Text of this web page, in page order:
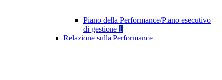
Piano della Performance/Piano esecutivo
di gestione 1
Relazione sulla Performance